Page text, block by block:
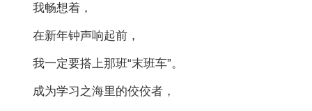
我畅想着，
在新年钟声响起前，
我一定要搭上那班“末班车”。
成为学习之海里的佼佼者，